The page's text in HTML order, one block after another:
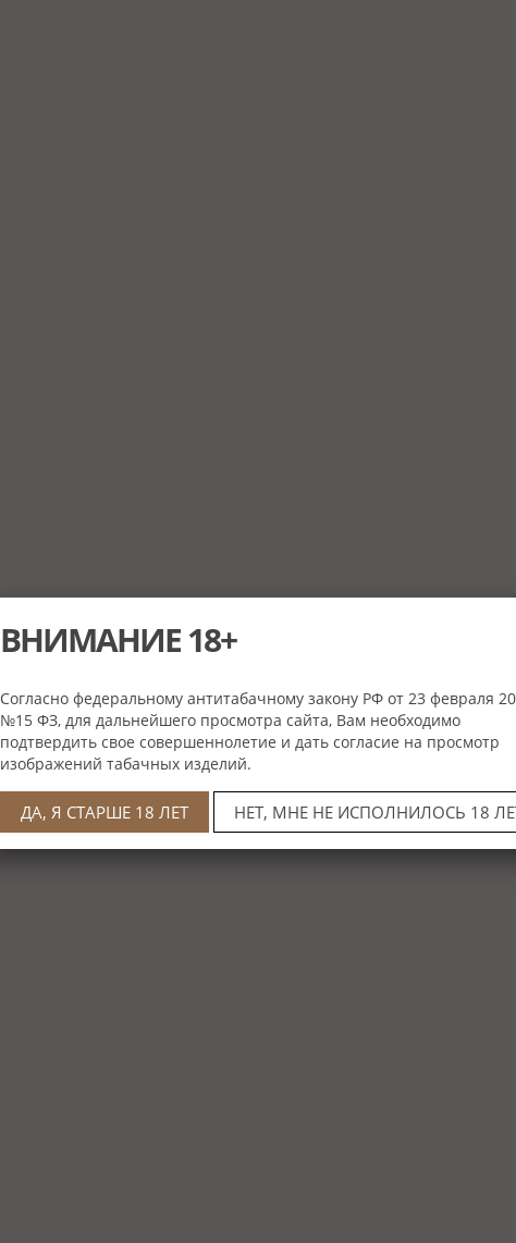
ВНИМАНИЕ 18+
Согласно федеральному антитабачному закону РФ от 23 февраля
№15 ФЗ, для дальнейшего просмотра сайта, Вам необходимо
подтвердить свое совершеннолетие и дать согласие на просмотр
изображений табачных изделий.
ДА, Я СТАРШЕ 18 ЛЕТ НЕТ, МНЕ НЕ ИСПОЛНИЛОСЬ 18